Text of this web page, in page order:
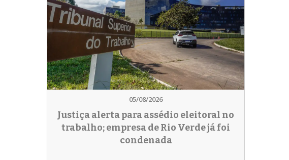
05/08/2026
Justiça alerta para assédio eleitoral no
trabalho; empresa de Rio Verde já foi
condenada